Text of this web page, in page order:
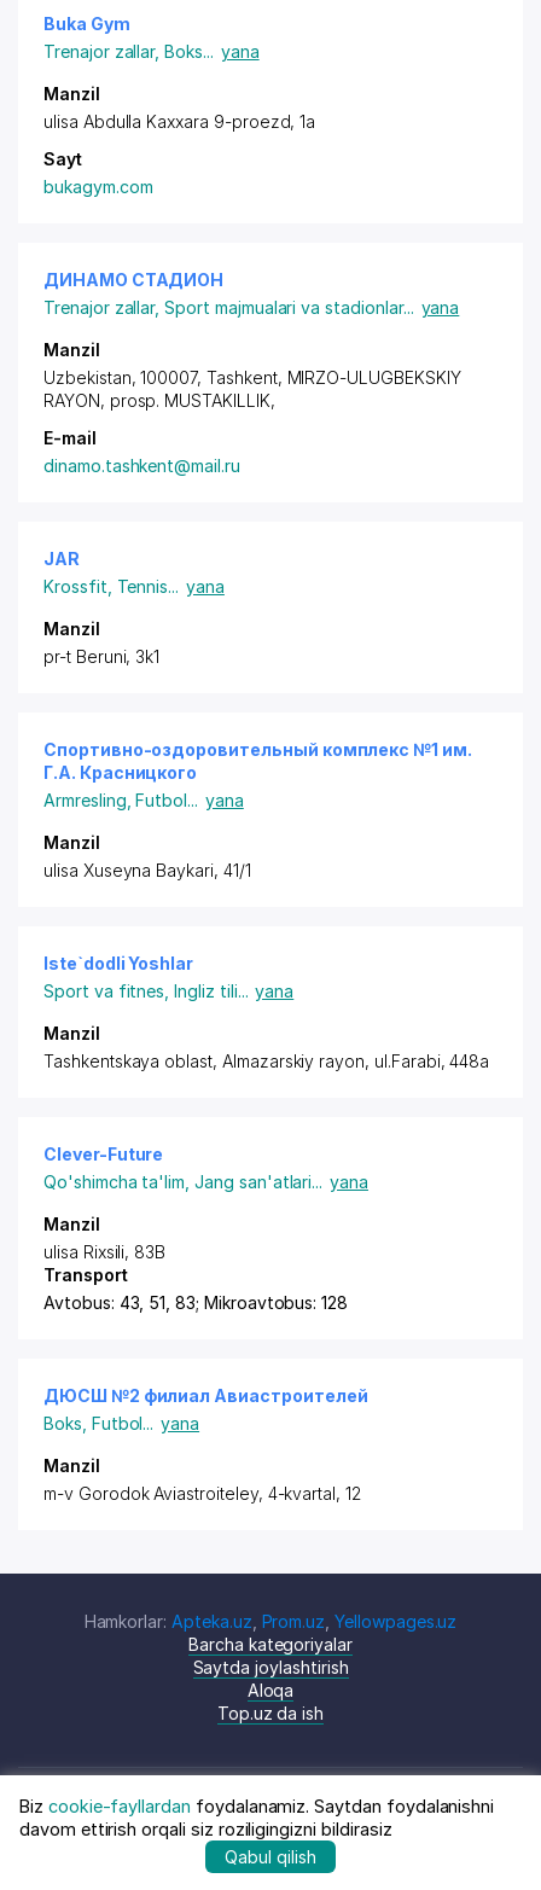
Buka Gym
Trenajor zallar,Boks... yana
Manzil
ulisa Abdulla Kaxxara 9-proezd, 1a
Sayt
bukagym.com
ДИНАМО СТАДИОН
Trenajor zallar,Sport majmualari va stadionlar... yana
Manzil
Uzbekistan, 100007, Tashkent, MIRZO-ULUGBEKSKIY
RAYON, prosp. MUSTAKILLIK,
E-mail
dinamo.tashkent@mail.ru
JAR
Krossfit Tennis... yana
Manzil
pr-t Beruni, 3k1
Спортивно-оздоровительный комплекс №1 им.
Г.А. Красницкого
Armresling ,Futbol... yana
Manzil
ulisa Xuseyna Baykari, 41/1
Iste`dodli Yoshlar
Sport va fitnes ,Ingliz tili... yana
Manzil
Tashkentskaya oblast, Almazarskiy rayon, ​ul.Farabi, 448a
Clever-Future
Qo'shimcha ta'lim ,Jang san'atlari... yana
Manzil
ulisa Rixsili, 83B
Transport
Avtobus: 43, 51, 83; Mikroavtobus: 128
ДЮСШ №2 филиал Авиастроителей
Boks Futbol... yana
Manzil
m-v Gorodok Aviastroiteley, ​4-kvartal, 12
Hamkorlar: Apteka.uz Prom.uz ,Yellowpages.uz
Barcha kategoriyalar
Saytda joylashtirish
Aloqa
Top.uz da ish
© Top.uz, 2024 O'zbekiston kompaniyalari
Shartnoma
Biz cookie-fayllardan foydalanamiz. Saytdan foydalanishni
davom ettirish orqali siz roziligingizni bildirasiz
Qabul qilish